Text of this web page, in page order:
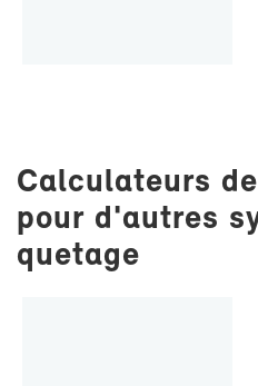
Cal­cu­la­teurs
pour d'autres
que­tage